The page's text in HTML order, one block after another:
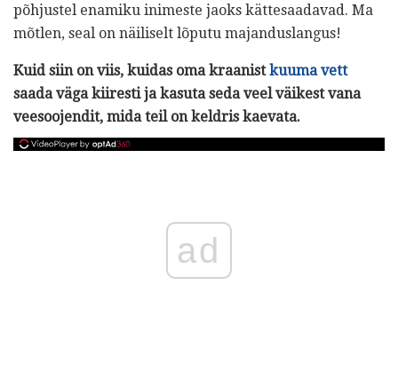
põhjustel enamiku inimeste jaoks kättesaadavad. Ma
mõtlen, seal on näiliselt lõputu majanduslangus!
Kuid siin on viis, kuidas oma kraanistkuuma vett
saada väga kiiresti ja kasuta seda veel väikest vana
veesoojendit, mida teil on keldris kaevata.
ad